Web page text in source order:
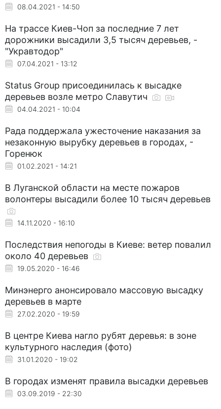
08.04.2021 - 14:50
На трассе Киев-Чоп за последние 7 лет
дорожники высадили 3,5 тысяч деревьев, -
"Укравтодор"
07.04.2021 - 13:12
Status Group присоединилась к высадке
деревьев возле метро Славутич
04.04.2021 - 10:04
Рада поддержала ужесточение наказания за
незаконную вырубку деревьев в городах, -
Горенюк
01.02.2021 - 14:21
В Луганской области на месте пожаров
волонтеры высадили более 10 тысяч деревьев
14.11.2020 - 16:10
Последствия непогоды в Киеве: ветер повалил
около 40 деревьев
19.05.2020 - 16:46
Минэнерго анонсировало массовую высадку
деревьев в марте
27.02.2020 - 19:59
В центре Киева нагло рубят деревья: в зоне
культурного наследия (фото)
31.01.2020 - 19:02
В городах изменят правила высадки деревьев
03.09.2019 - 22:30